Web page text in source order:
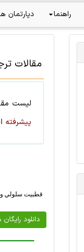
راهنما دپارتمان
مقالات
لیست
پیشرفته
قطبيت سلولي و
دانلود